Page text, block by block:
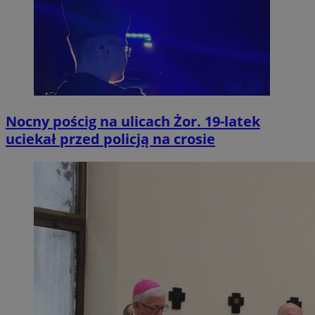
Nocny pościg na ulicach Żor. 19-latek
uciekał przed policją na crosie